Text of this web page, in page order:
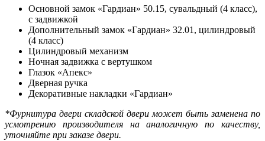
Основной замок «Гардиан» 50.15, сувальдный (4 класс),
с задвижкой
Дополнительный замок «Гардиан» 32.01, цилиндровый
(4 класс)
Цилиндровый механизм
Ночная задвижка с вертушком
Глазок «Апекс»
Дверная ручка
Декоративные накладки «Гардиан»
*Фурнитура двери складской двери может быть заменена по
усмотрению производителя на аналогичную по качеству,
уточняйте при заказе двери.